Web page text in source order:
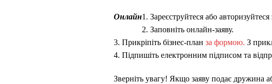
Онлайн1. Зареєструйтеся або
2. Заповніть онлайн-заяву.
3. Прикріпіть бізнес-план за формою. З
4. Підпишіть електронним підписом та
Зверніть увагу! Якщо заяву подає дружина